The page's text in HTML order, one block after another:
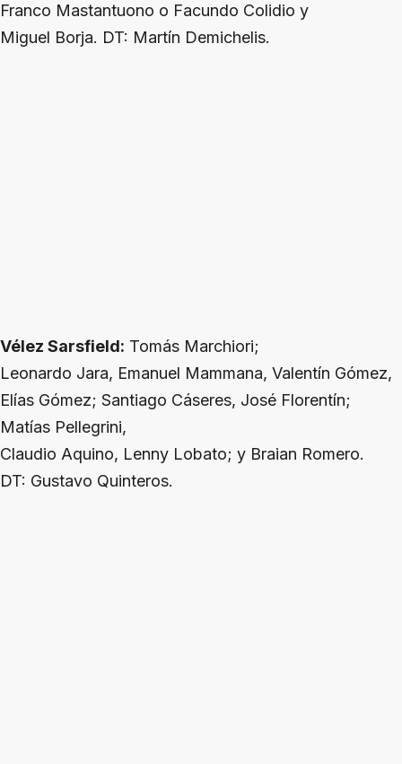
Franco Mastantuono o Facundo Colidio y
Miguel Borja. DT: Martín Demichelis.
Vélez Sarsfield: Tomás Marchiori;
Leonardo Jara, Emanuel Mammana, Valentín Gómez,
Elías Gómez; Santiago Cáseres, José Florentín;
Matías Pellegrini,
Claudio Aquino, Lenny Lobato; y Braian Romero.
DT: Gustavo Quinteros.